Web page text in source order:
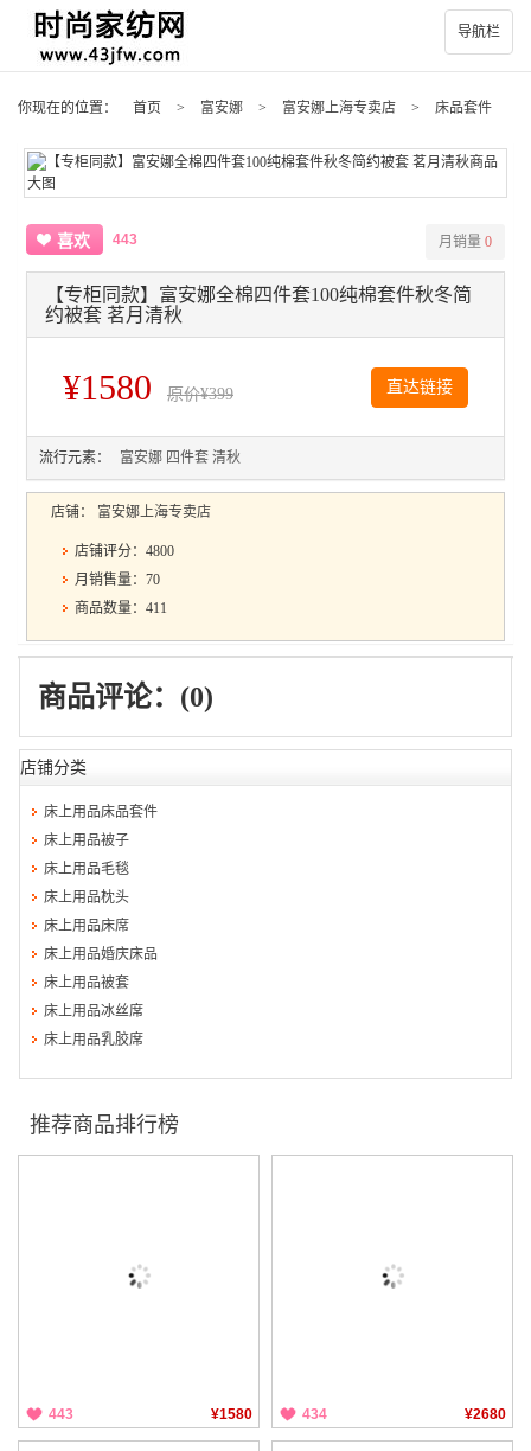
导航栏
你现在的位置： 首页 > 富安娜 > 富安娜上海专卖店 > 床品套件
喜欢 443 月销量 0
【专柜同款】富安娜全棉四件套100纯棉套件秋冬简
约被套 茗月清秋
¥1580 原价¥399 直达链接
流行元素： 富安娜 四件套 清秋
店铺： 富安娜上海专卖店
店铺评分：4800
月销售量：70
商品数量：411
商品评论：(0)
店铺分类
床上用品床品套件
床上用品被子
床上用品毛毯
床上用品枕头
床上用品床席
床上用品婚庆床品
床上用品被套
床上用品冰丝席
床上用品乳胶席
推荐商品排行榜
443 ¥1580 434 ¥2680